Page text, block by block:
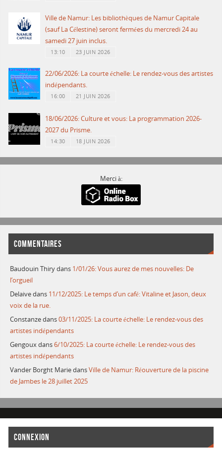
Ville de Namur: Les bibliothèques de Namur Capitale
(sauf La Célestine) seront fermées du mercredi 24 au
samedi 27 juin inclus.
13:10 23 JUIN 2026
22/06/2026: La courte échelle: Le rendez-vous des artistes
indépendants.
16:00 21 JUIN 2026
18/06/2026: Culture et vous: La programmation 2026-
2027 du Prisme.
14:30 18 JUIN 2026
Merci à:
COMMENTAIRES
Baudouin Thirydans 1/01/26: Vous aurez de mes nouvelles: De
l’orgueil
Delaivedans 11/12/2025: Le temps d’un café: Vitaline et Jason, deux
voix de la rue.
Constanzedans03/11/2025: La courte échelle: Le rendez-vous des
artistes indépendants
Gengouxdans6/10/2025: La courte échelle: Le rendez-vous des
artistes indépendants
Vander Borght MariedansVille de Namur: Réouverture de la piscine
de Jambes le 28 juillet 2025
CONNEXION